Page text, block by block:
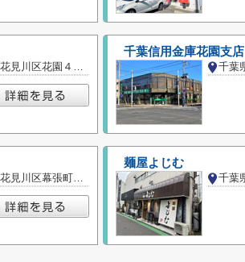
千葉県千葉市花見川区花園４丁目
千葉信用金庫花園支店
千葉県千葉市花見川区幕張町４丁目
麺屋よじむ